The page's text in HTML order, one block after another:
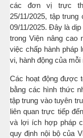
các đơn vị trực
25/11/2025, tập
09/11/2025. Đây là
trong Viện nâng cao
việc chấp hành pháp
vi, hành động của
Các hoạt động được
bằng các hình thức
tập trung vào tuyên
liên quan trực tiếp
và lợi ích hợp pháp
quy định nội bộ của